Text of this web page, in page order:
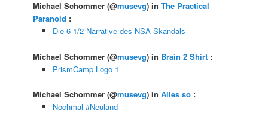
Michael Schommer(@musevg) inThe Practical
Paranoid :
Die 6 1/2 Narrative des NSA-Skandals
Michael Schommer(@musevg) in Brain 2 Shirt :
PrismCamp Logo 1
Michael Schommer(@musevg) inAlles so :
Nochmal #Neuland